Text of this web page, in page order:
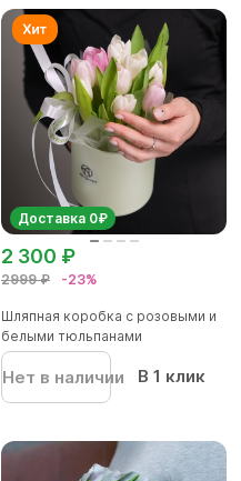
Доставка 0₽
2999 ₽ -23%
2 300 ₽
Шляпная коробка с розовыми и
белыми тюльпанами
Нет в наличии В 1 клик